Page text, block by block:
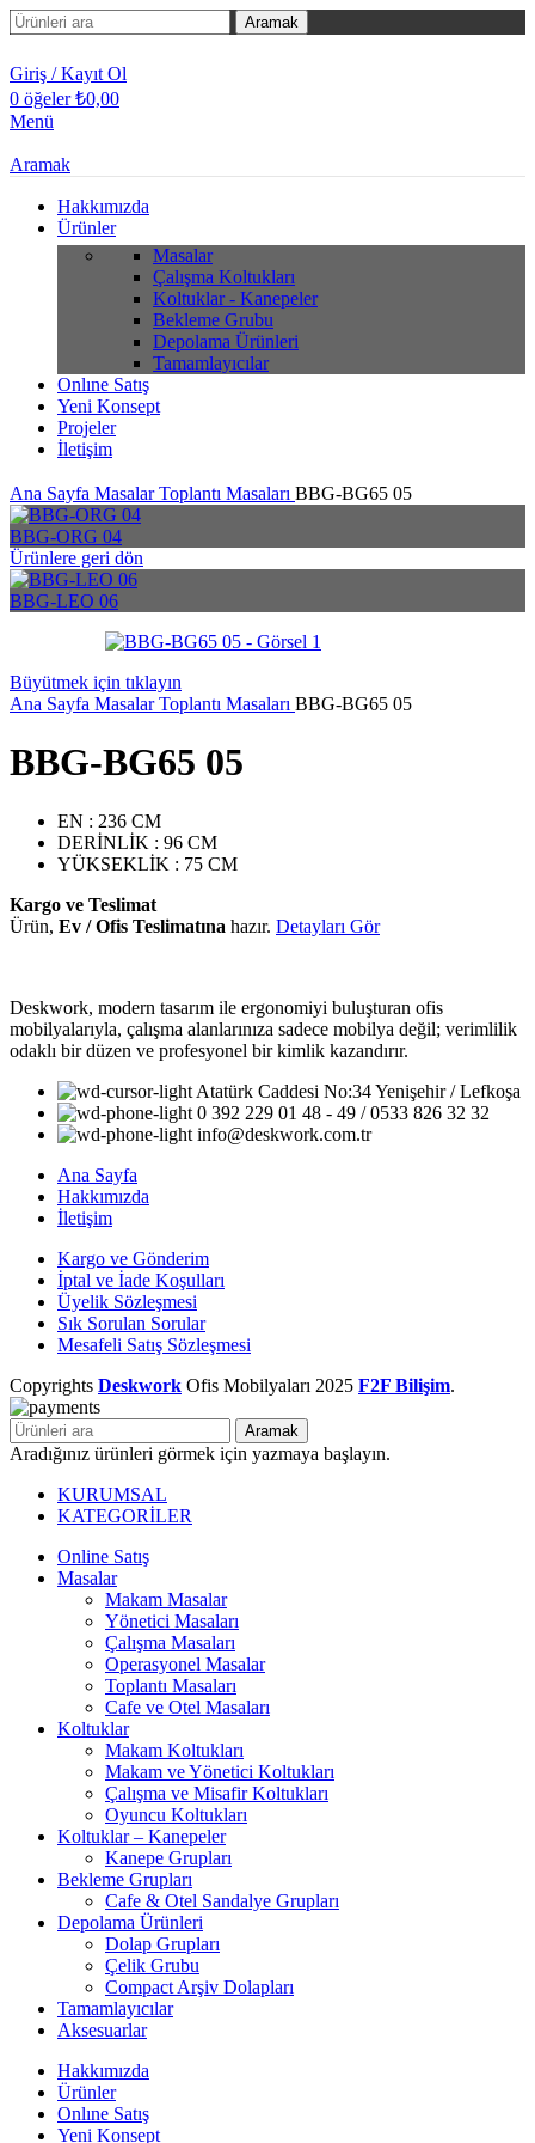
Aramak
Giriş / Kayıt Ol
0 öğeler ₺0,00
Menü
Aramak
Hakkımızda
Ürünler
Masalar
Çalışma Koltukları
Koltuklar - Kanepeler
Bekleme Grubu
Depolama Ürünleri
Tamamlayıcılar
Onlıne Satış
Yeni Konsept
Projeler
İletişim
Ana Sayfa MasalarToplantı Masaları BBG-BG65 05
BBG-ORG 04
Ürünlere geri dön
BBG-LEO 06
Büyütmek için tıklayın
Ana Sayfa MasalarToplantı Masaları BBG-BG65 05
BBG-BG65 05
EN : 236 CM
DERİNLİK : 96 CM
YÜKSEKLİK : 75 CM
Kargo ve Teslimat
Ürün, Ev / Ofis Teslimatına hazır. Detayları Gör
Deskwork, modern tasarım ile ergonomiyi buluşturan ofis
mobilyalarıyla, çalışma alanlarınıza sadece mobilya değil; verimlilik
odaklı bir düzen ve profesyonel bir kimlik kazandırır.
Atatürk Caddesi No:34 Yenişehir / Lefkoşa
0 392 229 01 48 - 49 / 0533 826 32 32
info@deskwork.com.tr
Ana Sayfa
Hakkımızda
İletişim
Kargo ve Gönderim
İptal ve İade Koşulları
Üyelik Sözleşmesi
Sık Sorulan Sorular
Mesafeli Satış Sözleşmesi
Copyrights Deskwork Ofis Mobilyaları 2025 F2F Bilişim.
Aramak
Aradığınız ürünleri görmek için yazmaya başlayın.
KURUMSAL
KATEGORİLER
Online Satış
Masalar
Makam Masalar
Yönetici Masaları
Çalışma Masaları
Operasyonel Masalar
Toplantı Masaları
Cafe ve Otel Masaları
Koltuklar
Makam Koltukları
Makam ve Yönetici Koltukları
Çalışma ve Misafir Koltukları
Oyuncu Koltukları
Koltuklar – Kanepeler
Kanepe Grupları
Bekleme Grupları
Cafe & Otel Sandalye Grupları
Depolama Ürünleri
Dolap Grupları
Çelik Grubu
Compact Arşiv Dolapları
Tamamlayıcılar
Aksesuarlar
Hakkımızda
Ürünler
Onlıne Satış
Yeni Konsept